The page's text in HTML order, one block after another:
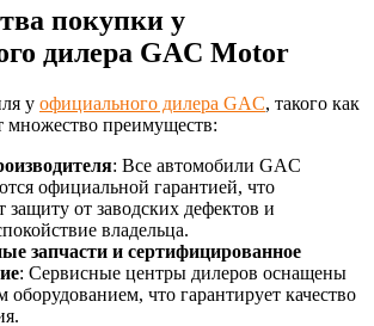
покупки у
дилера GAC Motor
у официального дилера GAC, такого как
множество преимуществ:
: Все автомобили GAC
официальной гарантией, что
защиту от заводских дефектов и
владельца.
запчасти и сертифицированное
: Сервисные центры дилеров оснащены
что гарантирует качество